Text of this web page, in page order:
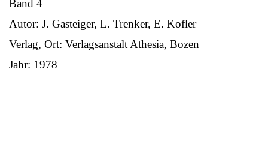
Band 4
Autor: J. Gasteiger, L. Trenker, E. Kofler
Verlag, Ort: Verlagsanstalt Athesia, Bozen
Jahr: 1978